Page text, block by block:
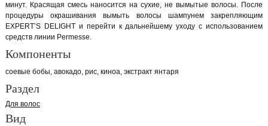
минут. Красящая смесь наносится на сухие, не вымытые волосы. После
процедуры окрашивания вымыть волосы шампунем закрепляющим
EXPERT’S DELIGHT и перейти к дальнейшему уходу с использованием
средств линии Permesse.
Компоненты
соевые бобы, авокадо, рис, киноа, экстракт янтаря
Раздел
Для волос
Вид